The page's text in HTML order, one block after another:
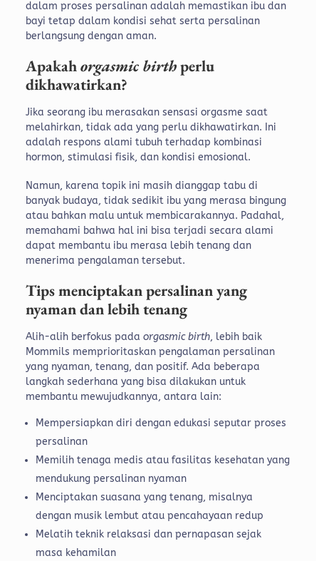
dalam proses persalinan adalah memastikan ibu dan
bayi tetap dalam kondisi sehat serta persalinan
berlangsung dengan aman.
Apakahorgasmic birthperlu
dikhawatirkan?
Jika seorang ibu merasakan sensasi orgasme saat
melahirkan, tidak ada yang perlu dikhawatirkan. Ini
adalah respons alami tubuh terhadap kombinasi
hormon, stimulasi fisik, dan kondisi emosional.
Namun, karena topik ini masih dianggap tabu di
banyak budaya, tidak sedikit ibu yang merasa bingung
atau bahkan malu untuk membicarakannya. Padahal,
memahami bahwa hal ini bisa terjadi secara alami
dapat membantu ibu merasa lebih tenang dan
menerima pengalaman tersebut.
Tips menciptakan persalinan yang
nyaman dan lebih tenang
Alih-alih berfokus pada orgasmic birth, lebih baik
Mommils memprioritaskan pengalaman persalinan
yang nyaman, tenang, dan positif. Ada beberapa
langkah sederhana yang bisa dilakukan untuk
membantu mewujudkannya, antara lain:
Mempersiapkan diri dengan edukasi seputar proses
persalinan
Memilih tenaga medis atau fasilitas kesehatan yang
mendukung persalinan nyaman
Menciptakan suasana yang tenang, misalnya
dengan musik lembut atau pencahayaan redup
Melatih teknik relaksasi dan pernapasan sejak
masa kehamilan